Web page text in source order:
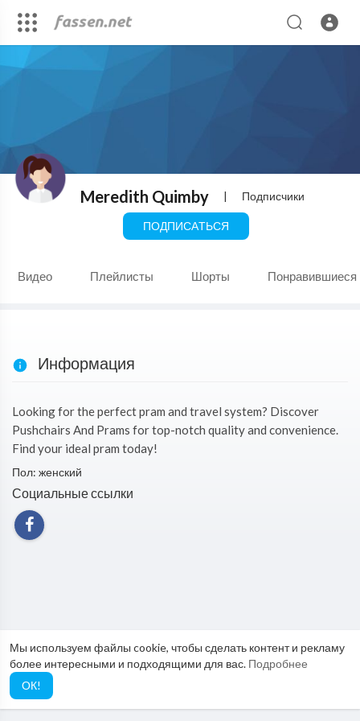
Мы используем файлы cookie, чтобы сделать контент и рекламу
более интересными и подходящими для вас. Подробнее
ОК!
Meredith Quimby | Подписчики
ПОДПИСАТЬСЯ
Видео Плейлисты Шорты Понравившиеся
Информация
Looking for the perfect pram and travel system? Discover
Pushchairs And Prams for top-notch quality and convenience.
Find your ideal pram today!
Пол: женский
Социальные ссылки